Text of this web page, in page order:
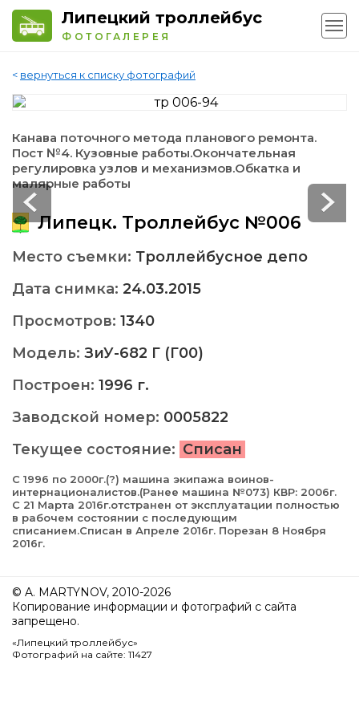
Липецкий троллейбус
ФОТОГАЛЕРЕЯ
< вернуться к списку фотографий
Канава поточного метода планового ремонта.
Пост №4. Кузовные работы.Окончательная
регулировка узлов и механизмов.Обкатка и
малярные работы
Липецк. Троллейбус №006
Место съемки: Троллейбусное депо
Дата снимка: 24.03.2015
Просмотров: 1340
Модель: ЗиУ-682 Г (Г00)
Построен: 1996 г.
Заводской номер: 0005822
Текущее состояние: Списан
С 1996 по 2000г.(?) машина экипажа воинов-
интернационалистов.(Ранее машина №073) КВР: 2006г.
С 21 Марта 2016г.отстранен от эксплуатации полностью
в рабочем состоянии с последующим
списанием.Списан в Апреле 2016г. Порезан 8 Ноября
2016г.
© A. MARTYNOV, 2010-2026
Копирование информации и фотографий с сайта
запрещено.
«Липецкий троллейбус»
Фотографий на сайте: 11427